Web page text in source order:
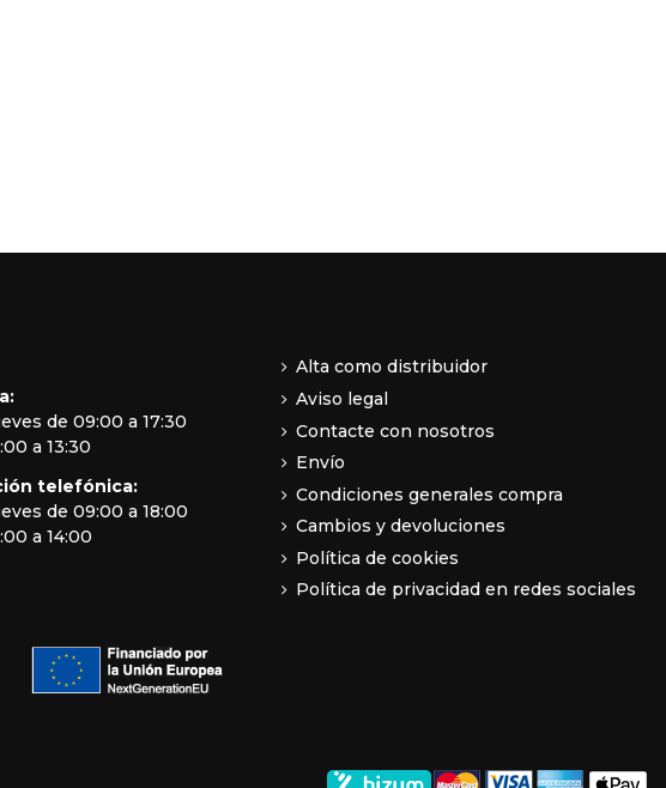
de 09:00 a 17:30
a 13:30
telefónica:
de 09:00 a 18:00
a 14:00
Alta como distribuidor
Aviso legal
Contacte con nosotros
Envío
Condiciones generales compra
Cambios y devoluciones
Política de cookies
Política de privacidad en redes sociales